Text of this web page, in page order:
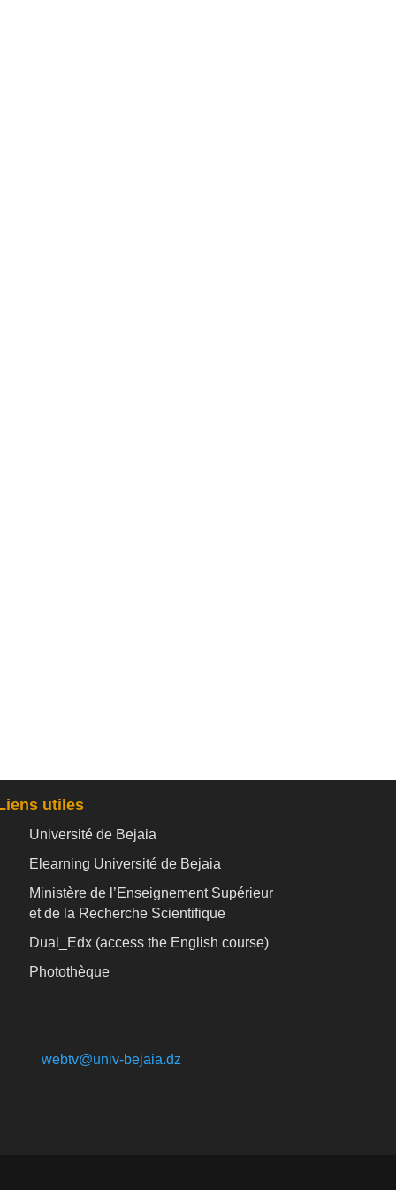
utiles
Université de Bejaia
Elearning Université de Bejaia
Ministère de l’Enseignement Supérieur
et de la Recherche Scientifique
Dual_Edx (access the English course)
Photothèque
webtv@univ-bejaia.dz